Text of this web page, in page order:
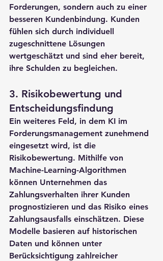
Forderungen, sondern auch zu einer
besseren Kundenbindung. Kunden
fühlen sich durch individuell
zugeschnittene Lösungen
wertgeschätzt und sind eher bereit,
ihre Schulden zu begleichen.
3. Risikobewertung und
Entscheidungsfindung
Ein weiteres Feld, in dem KI im
Forderungsmanagement zunehmend
eingesetzt wird, ist die
Risikobewertung. Mithilfe von
Machine-Learning-Algorithmen
können Unternehmen das
Zahlungsverhalten ihrer Kunden
prognostizieren und das Risiko eines
Zahlungsausfalls einschätzen. Diese
Modelle basieren auf historischen
Daten und können unter
Berücksichtigung zahlreicher